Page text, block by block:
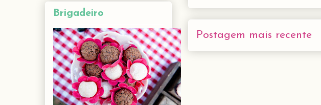
Postagem mais recente
Brigadeiro